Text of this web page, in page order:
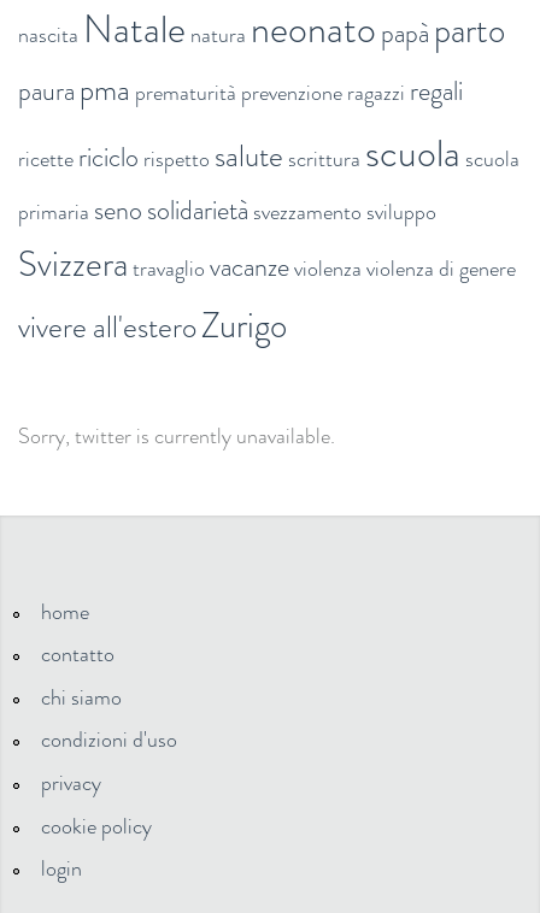
nascita Natale natura neonatopapà parto
paura pma prematurità prevenzioneragazzi regali
ricettericiclo rispetto salute scrittura scuola scuola
primaria senosolidarietà svezzamento sviluppo
Svizzeratravagliovacanzeviolenzaviolenza di genere
vivere all'esteroZurigo
Sorry, twitter is currently unavailable.
home
contatto
chi siamo
condizioni d'uso
privacy
cookie policy
login